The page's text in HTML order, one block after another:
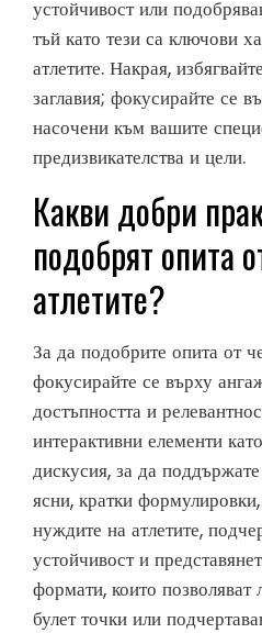
устойчивост или
тъй като тези са ключови
атлетите. Накрая,
заглавия; фокусирайте се
насочени към вашите
предизвикателства и цели.
Какви добри
подобрят опита
атлетите?
За да подобрите опита от
фокусирайте се върху
достъпността и
интерактивни елементи
дискусия, за да
ясни, кратки
нуждите на атлетите,
устойчивост и
формати, които позволяват
булет точки или